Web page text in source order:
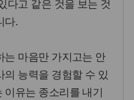
다고 같은 것을 보는 것
다.
는 마음만 가지고는 안
능력을 경험할 수 있
유는 종소리를 내기